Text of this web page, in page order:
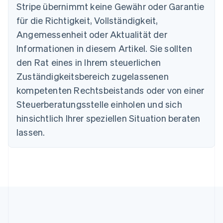
Stripe übernimmt keine Gewähr oder Garantie
für die Richtigkeit, Vollständigkeit,
Angemessenheit oder Aktualität der
Informationen in diesem Artikel. Sie sollten
den Rat eines in Ihrem steuerlichen
Zuständigkeitsbereich zugelassenen
kompetenten Rechtsbeistands oder von einer
Steuerberatungsstelle einholen und sich
hinsichtlich Ihrer speziellen Situation beraten
lassen.
Nederlands FrançaisDeutschEnglish
Brasilien
English
Bulgarien
English
Dänemark
Deutschland
DeutschEnglish
Estland
English
Festlandchina
简体中文
EnglishSvenska